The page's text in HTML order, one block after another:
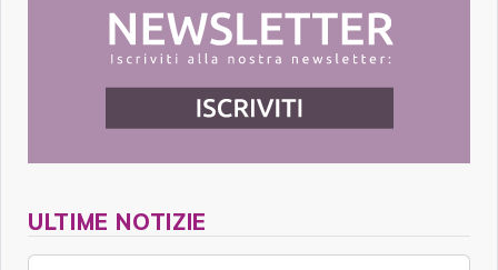
ULTIME NOTIZIE